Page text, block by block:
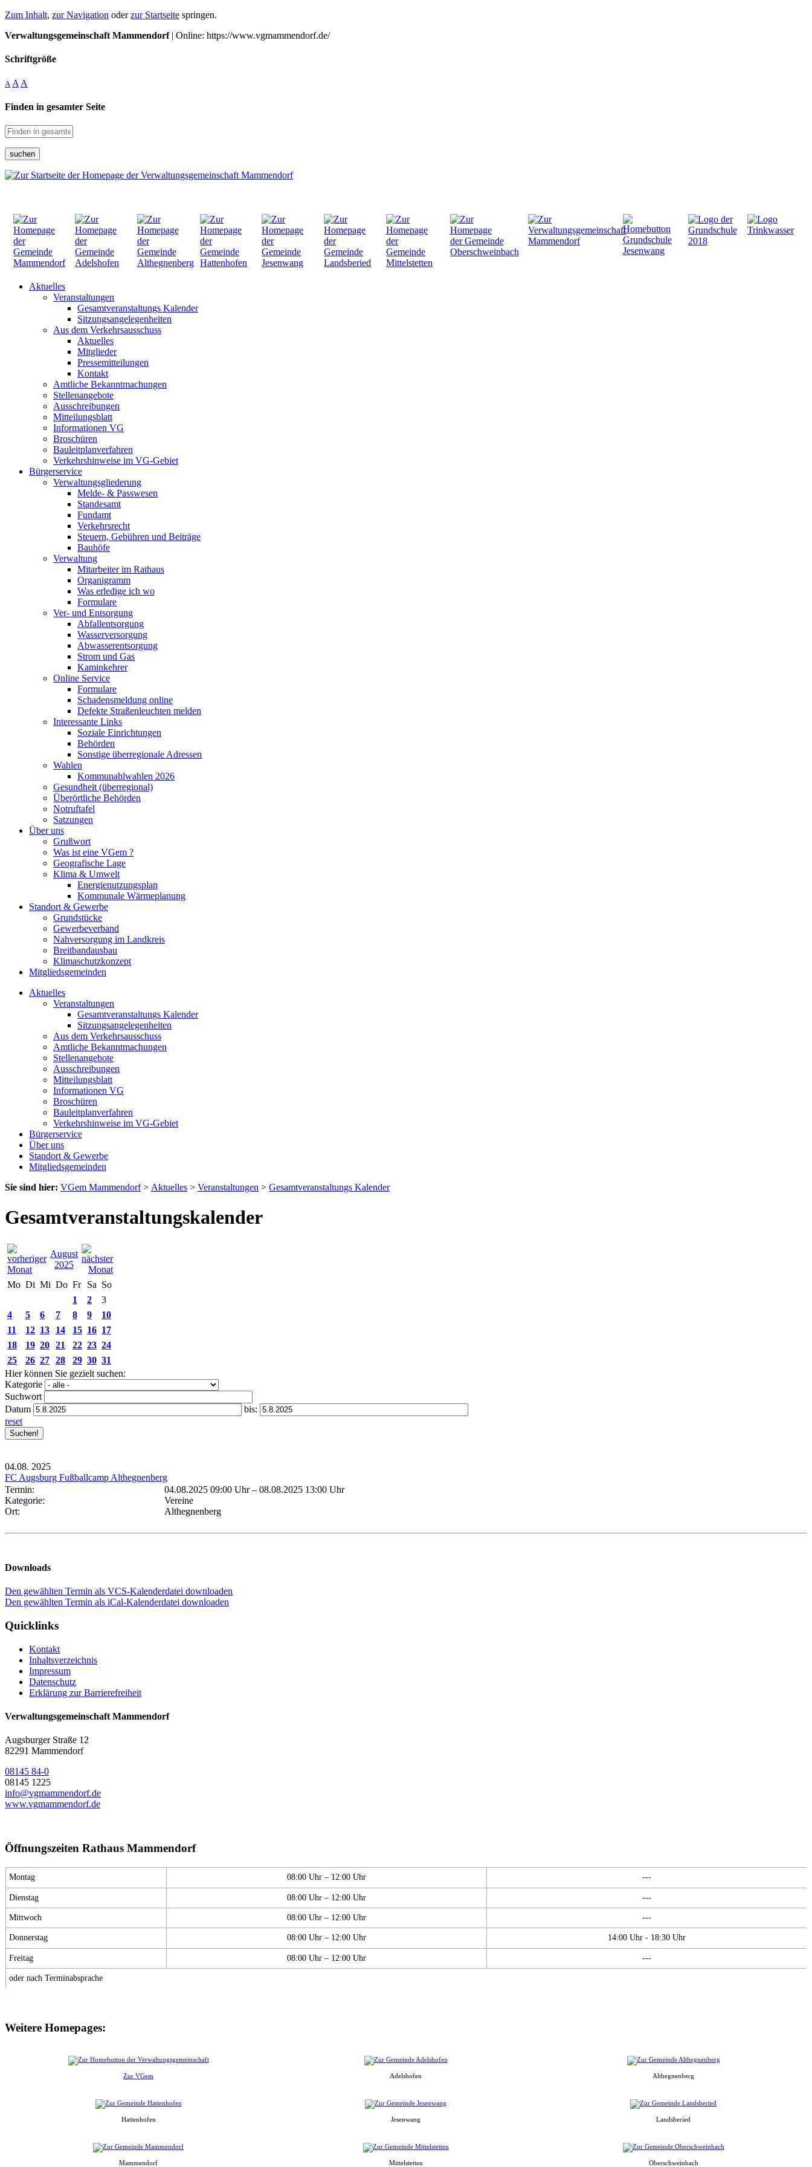
Zum Inhalt, zur Navigation oderzur Startseite springen.
Verwaltungsgemeinschaft Mammendorf| Online: https://www.vgmammendorf.de/
Schriftgröße
A A A
Finden in gesamter Seite
suchen
Aktuelles
Veranstaltungen
Gesamtveranstaltungs Kalender
Sitzungsangelegenheiten
Aus dem Verkehrsausschuss
Aktuelles
Mitglieder
Pressemitteilungen
Kontakt
Amtliche Bekanntmachungen
Stellenangebote
Ausschreibungen
Mitteilungsblatt
Informationen VG
Broschüren
Bauleitplanverfahren
Verkehrshinweise im VG-Gebiet
Bürgerservice
Verwaltungsgliederung
Melde- & Passwesen
Standesamt
Fundamt
Verkehrsrecht
Steuern, Gebühren und Beiträge
Bauhöfe
Verwaltung
Mitarbeiter im Rathaus
Organigramm
Was erledige ich wo
Formulare
Ver- und Entsorgung
Abfallentsorgung
Wasserversorgung
Abwasserentsorgung
Strom und Gas
Kaminkehrer
Online Service
Formulare
Schadensmeldung online
Defekte Straßenleuchten melden
Interessante Links
Soziale Einrichtungen
Behörden
Sonstige überregionale Adressen
Wahlen
Kommunahlwahlen 2026
Gesundheit (überregional)
Überörtliche Behörden
Notruftafel
Satzungen
Über uns
Grußwort
Was ist eine VGem ?
Geografische Lage
Klima & Umwelt
Energienutzungsplan
Kommunale Wärmeplanung
Standort & Gewerbe
Grundstücke
Gewerbeverband
Nahversorgung im Landkreis
Breitbandausbau
Klimaschutzkonzept
Mitgliedsgemeinden
Aktuelles
Veranstaltungen
Gesamtveranstaltungs Kalender
Sitzungsangelegenheiten
Aus dem Verkehrsausschuss
Amtliche Bekanntmachungen
Stellenangebote
Ausschreibungen
Mitteilungsblatt
Informationen VG
Broschüren
Bauleitplanverfahren
Verkehrshinweise im VG-Gebiet
Bürgerservice
Über uns
Standort & Gewerbe
Mitgliedsgemeinden
Sie sind hier: VGem Mammendorf> Aktuelles > Veranstaltungen > Gesamtveranstaltungs Kalender
Gesamtveranstaltungskalender
August
2025
Mo Di Mi Do Fr Sa So
1
2
3
4
5 6 7 8 9
10
11
12 13 14 15 16 17
18
19 20 21 22 23 24
25
26 27 28 29 30 31
Hier können Sie gezielt suchen:
Kategorie
Suchwort
Datum
bis:
reset
04.08. 2025
FC Augsburg Fußballcamp Althegnenberg
Termin:
04.08.2025 09:00 Uhr– 08.08.2025 13:00 Uhr
Kategorie:
Vereine
Ort:
Althegnenberg
Downloads
Den gewählten Termin als VCS-Kalenderdatei downloaden
Den gewählten Termin als iCal-Kalenderdatei downloaden
Quicklinks
Kontakt
Inhaltsverzeichnis
Impressum
Datenschutz
Erklärung zur Barrierefreiheit
Verwaltungsgemeinschaft Mammendorf
Augsburger Straße 12
82291 Mammendorf
08145 84-0
08145 1225
info@vgmammendorf.de
www.vgmammendorf.de
Öffnungszeiten Rathaus Mammendorf
Montag 08:00 Uhr – 12:00 Uhr ---
Dienstag 08:00 Uhr – 12:00 Uhr ---
Mittwoch 08:00 Uhr – 12:00 Uhr ---
Donnerstag 08:00 Uhr – 12:00 Uhr 14:00 Uhr - 18:30 Uhr
Freitag 08:00 Uhr – 12:00 Uhr ---
oder nach Terminabsprache
Weitere Homepages:
Zur VGem Adelshofen Althegnenberg
Hattenhofen Jesenwang Landsberied
Mammendorf Mittelstetten Oberschweinbach